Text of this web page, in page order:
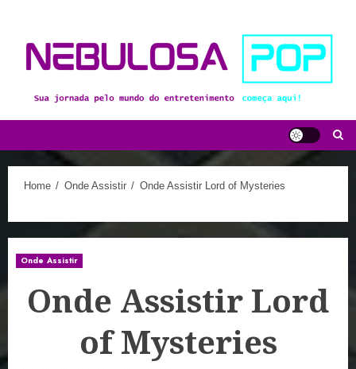
content
Home Onde Assistir Onde Assistir Lord of Mysteries
Onde Assistir
Onde Assistir Lord
of Mysteries